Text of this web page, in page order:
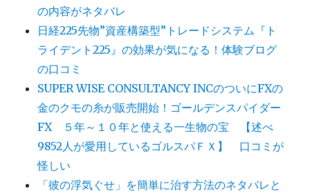
の内容がネタバレ
日経225先物”資産構築型”トレードシステム『ト
ライデント225』の効果が気になる！体験ブログ
の口コミ
SUPER WISE CONSULTANCY INCのついにFXの
金のクモの糸が販売開始！ゴールデンスパイダー
FX ５年～１０年と使える一生物の宝 【述べ
9852人が愛用しているゴルスパＦＸ】 口コミが
怪しい
「彼の浮気ぐせ」を簡単に治す方法のネタバレと